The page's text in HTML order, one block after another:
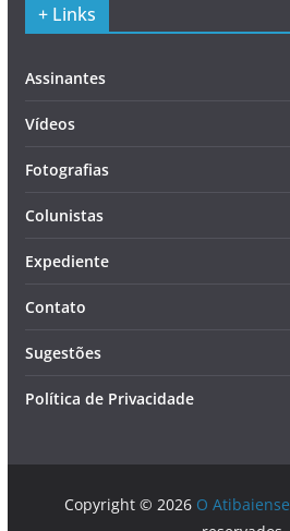
+ Links
Assinantes
Vídeos
Fotografias
Colunistas
Expediente
Contato
Sugestões
Política de Privacidade
Copyright © 2026 O Atibaiense